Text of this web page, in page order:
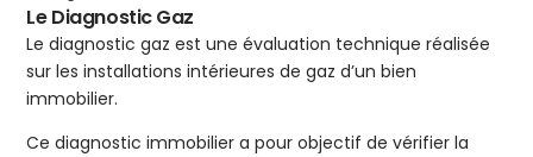
Le Diagnostic Gaz
Le diagnostic gaz est une évaluation technique réalisée
sur les installations intérieures de gaz d’un bien
immobilier.
Ce diagnostic immobilier a pour objectif de vérifier la